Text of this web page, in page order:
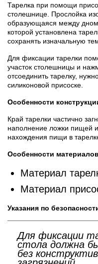
Тарелка при помощи
столешнице. Прослойка
образующаяся между
которой установлена
сохранять изначальную
Для фиксации тарелки
участок столешницы и
отсоединить тарелку,
силиконовой присоске.
Особенности
Край тарелки частично
наполнение ложки пищей
нахождения пищи в
Особенности материалов
Материал
Материал
Указания по
Для фиксации
стола должна
без